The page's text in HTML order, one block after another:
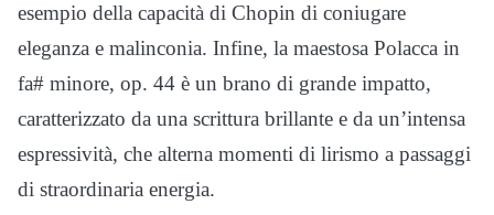
esempio della capacità di Chopin di coniugare
eleganza e malinconia. Infine, la maestosa Polacca in
fa# minore, op. 44 è un brano di grande impatto,
caratterizzato da una scrittura brillante e da un’intensa
espressività, che alterna momenti di lirismo a passaggi
di straordinaria energia.